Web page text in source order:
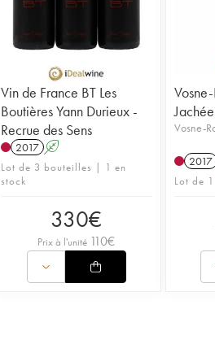
Vin de France BT Les
Boutières Yann Durieux -
Recrue des Sens
2017 A
Lot de 3 bouteilles | 1 en
stock
330€
Prix à l'unité 110€
Vosne-
2017
Lot de